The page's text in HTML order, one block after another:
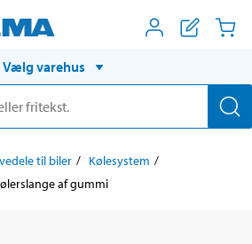
Vælg varehus
til biler
Kølesystem
af gummi